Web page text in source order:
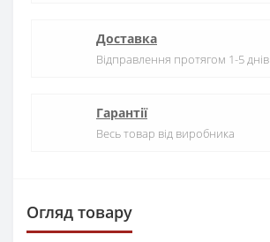
Доставка
Відправлення протягом 1-5 днів
Гарантії
Весь товар від виробника
Огляд товару